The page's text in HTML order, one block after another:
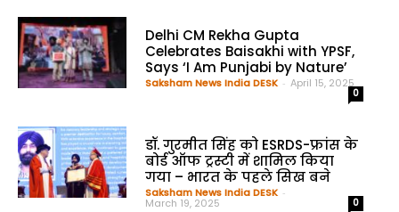
Delhi CM Rekha Gupta
Celebrates Baisakhi with YPSF,
Says ‘I Am Punjabi by Nature’
Saksham News India DESK - April 15, 2025
0
डॉ. गुरमीत सिंह को ESRDS-फ्रांस के
बोर्ड ऑफ ट्रस्टी में शामिल किया
गया – भारत के पहले सिख बने
Saksham News India DESK -
March 19, 2025 0